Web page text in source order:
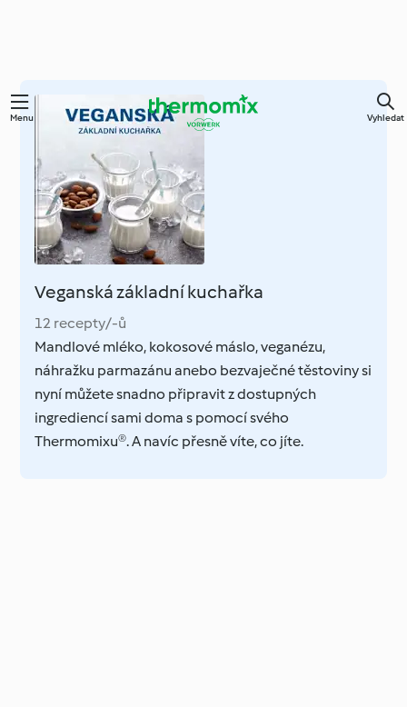
Přejít
obsahu
Menu Vyhledat
Veganská základní kuchařka
12 recepty/-ů
Mandlové mléko, kokosové máslo, veganézu,
náhražku parmazánu anebo bezvaječné těstoviny si
nyní můžete snadno připravit z dostupných
ingrediencí sami doma s pomocí svého
Thermomixu®. A navíc přesně víte, co jíte.